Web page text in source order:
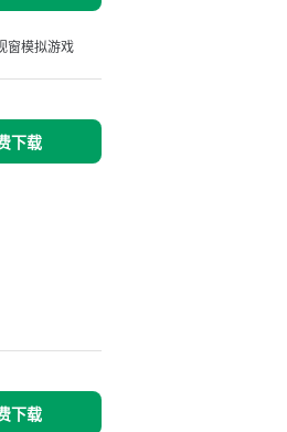
窗模拟游戏
下载
下载